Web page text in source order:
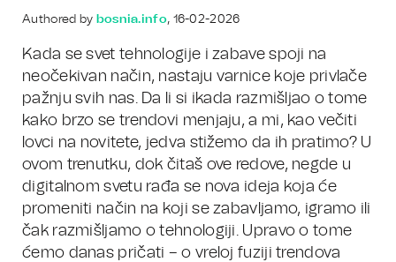
Authored by bosnia.info, 16-02-2026
Kada se svet tehnologije i zabave spoji na
neočekivan način, nastaju varnice koje privlače
pažnju svih nas. Da li si ikada razmišljao o tome
kako brzo se trendovi menjaju, a mi, kao večiti
lovci na novitete, jedva stižemo da ih pratimo? U
ovom trenutku, dok čitaš ove redove, negde u
digitalnom svetu rađa se nova ideja koja će
promeniti način na koji se zabavljamo, igramo ili
čak razmišljamo o tehnologiji. Upravo o tome
ćemo danas pričati – o vreloj fuziji trendova